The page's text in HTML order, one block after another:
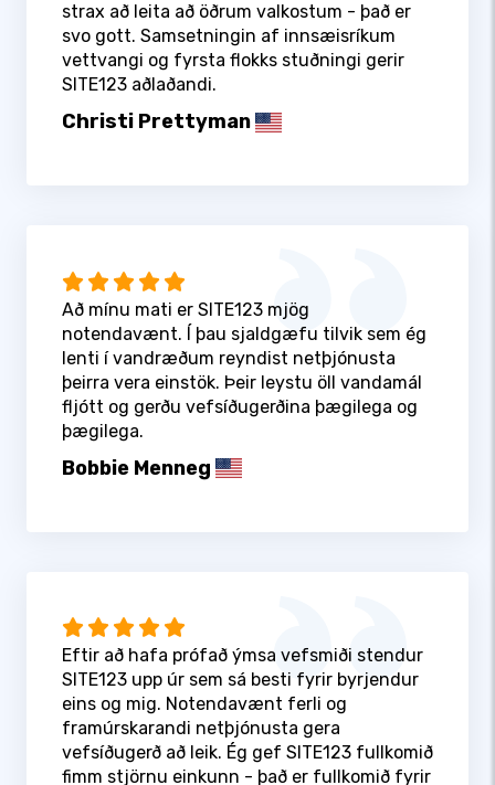
strax að leita að öðrum valkostum - það er
svo gott. Samsetningin af innsæisríkum
vettvangi og fyrsta flokks stuðningi gerir
SITE123 aðlaðandi.
Christi Prettyman
Að mínu mati er SITE123 mjög
notendavænt. Í þau sjaldgæfu tilvik sem ég
lenti í vandræðum reyndist netþjónusta
þeirra vera einstök. Þeir leystu öll vandamál
fljótt og gerðu vefsíðugerðina þægilega og
þægilega.
Bobbie Menneg
Eftir að hafa prófað ýmsa vefsmiði stendur
SITE123 upp úr sem sá besti fyrir byrjendur
eins og mig. Notendavænt ferli og
framúrskarandi netþjónusta gera
vefsíðugerð að leik. Ég gef SITE123 fullkomið
fimm stjörnu einkunn - það er fullkomið fyrir